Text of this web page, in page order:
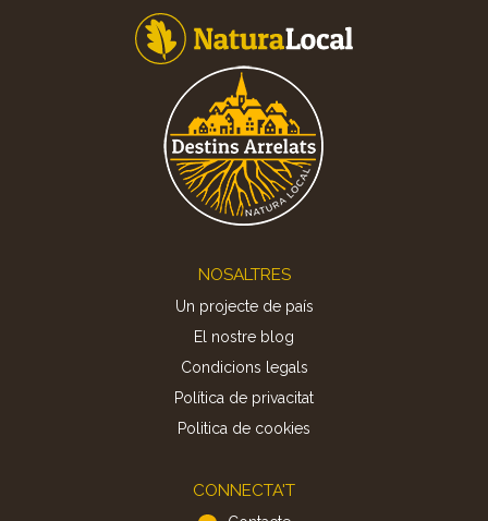
NOSALTRES
Un projecte de país
El nostre blog
Condicions legals
Política de privacitat
Politica de cookies
CONNECTA'T